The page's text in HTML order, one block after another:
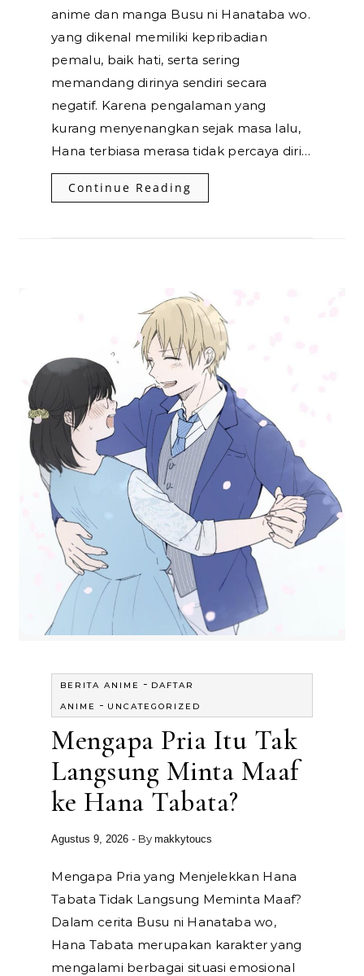
anime dan manga Busu ni Hanataba wo.
yang dikenal memiliki kepribadian
pemalu, baik hati, serta sering
memandang dirinya sendiri secara
negatif. Karena pengalaman yang
kurang menyenangkan sejak masa lalu,
Hana terbiasa merasa tidak percaya diri…
Continue Reading
BERITA ANIME - DAFTAR
ANIME
- UNCATEGORIZED
Mengapa Pria Itu Tak
Langsung Minta Maaf
ke Hana Tabata?
Agustus 9, 2026 - Bymakkytoucs
Mengapa Pria yang Menjelekkan Hana
Tabata Tidak Langsung Meminta Maaf?
Dalam cerita Busu ni Hanataba wo,
Hana Tabata merupakan karakter yang
mengalami berbagai situasi emosional